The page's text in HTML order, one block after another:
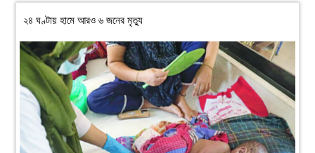
২৪ ঘণ্টায় হামে আরও ৬ জনের মৃত্যু